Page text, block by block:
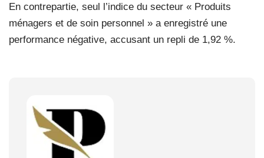
En contrepartie, seul l’indice du secteur « Produits
ménagers et de soin personnel » a enregistré une
performance négative, accusant un repli de 1,92 %.